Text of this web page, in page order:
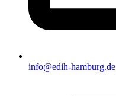
info@edih-hamburg.de